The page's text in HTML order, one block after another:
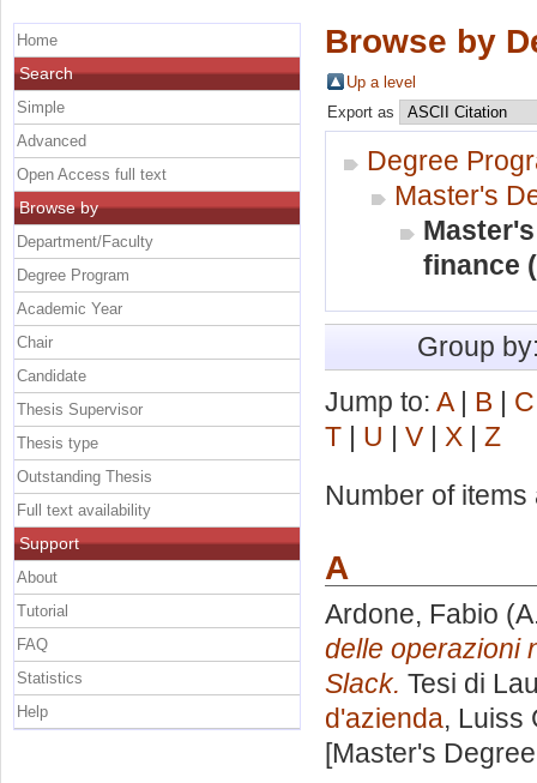
Browse by
Up a level
Export as
Degree
Master's
finance
Group
Jump to: A| B | C
T | U | V | X | Z
Number of
A
Ardone, Fabio
delle operazioni
Slack. Tesi di
d'azienda, Luiss
[Master's
Home
Search
Simple
Advanced
Open Access full text
Browse by
Department/Faculty
Degree Program
Academic Year
Chair
Candidate
Thesis Supervisor
Thesis type
Outstanding Thesis
Full text availability
Support
About
Tutorial
FAQ
Statistics
Help